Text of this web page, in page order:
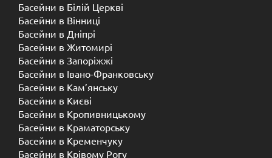
Басейни в Білій Церкві
Басейни в Вінниці
Басейни в Дніпрі
Басейни в Житомирі
Басейни в Запоріжжі
Басейни в Івано-Франковську
Басейни в Кам’янську
Басейни в Києві
Басейни в Кропивницькому
Басейни в Краматорську
Басейни в Кременчуку
Басейни в Крівому Рогу